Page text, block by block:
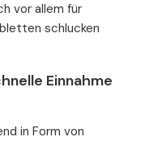
vor allem für
schlucken
Einnahme
in Form von